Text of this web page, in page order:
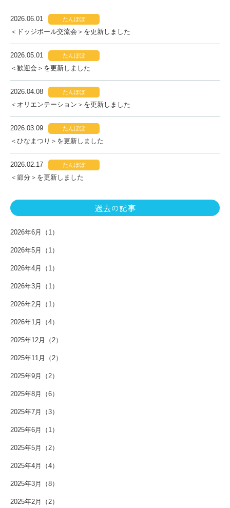
2026.06.01 たんぽぽ
＜ドッジボール交流会＞を更新しました
2026.05.01 たんぽぽ
＜歓迎会＞を更新しました
2026.04.08 たんぽぽ
＜オリエンテーション＞を更新しました
2026.03.09 たんぽぽ
＜ひなまつり＞を更新しました
2026.02.17 たんぽぽ
＜節分＞を更新しました
過去の記事
2026年6月（1）
2026年5月（1）
2026年4月（1）
2026年3月（1）
2026年2月（1）
2026年1月（4）
2025年12月（2）
2025年11月（2）
2025年9月（2）
2025年8月（6）
2025年7月（3）
2025年6月（1）
2025年5月（2）
2025年4月（4）
2025年3月（8）
2025年2月（2）